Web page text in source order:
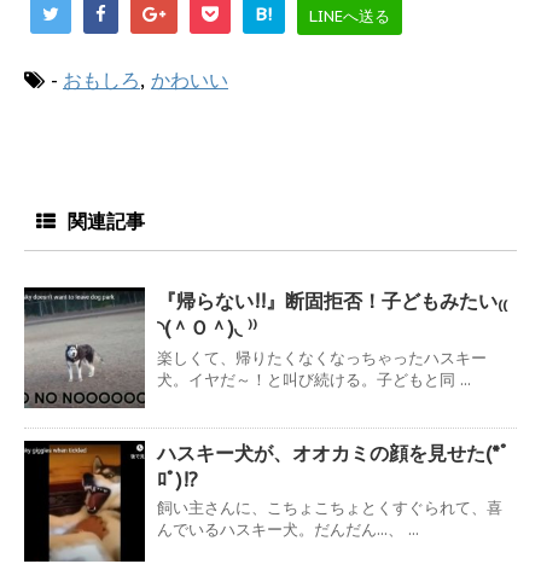
B! LINEへ送る
- おもしろ, かわいい
関連記事
『帰らない!!』断固拒否！子どもみたい₍₍
◝(＾Ｏ＾)◟ ⁾⁾
楽しくて、帰りたくなくなっちゃったハスキー
犬。イヤだ～！と叫び続ける。子どもと同 ...
ハスキー犬が、オオカミの顔を見せた(*ﾟ
ﾛﾟ)!?
飼い主さんに、こちょこちょとくすぐられて、喜
んでいるハスキー犬。だんだん...、 ...